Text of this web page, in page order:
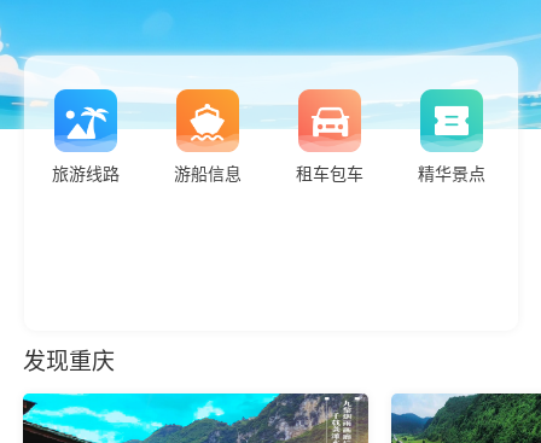
旅游线路 游船信息 租车包车 精华景点
发现重庆